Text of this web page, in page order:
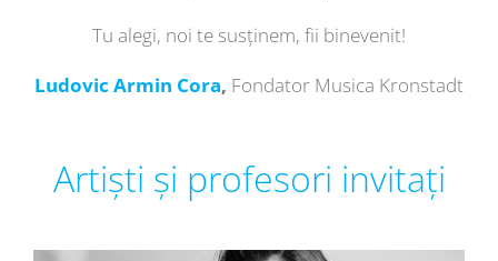
Tu alegi, noi te susținem, fii binevenit!
Ludovic Armin Cora, Fondator Musica Kronstadt
Artiști și profesori invitați